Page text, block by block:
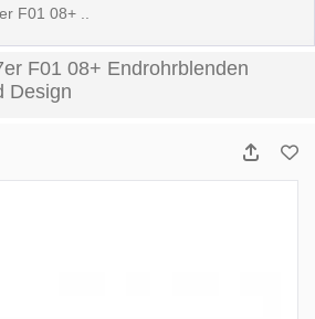
F01 08+ ..
F01 08+ Endrohrblenden
Design